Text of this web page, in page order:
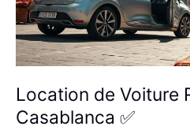
Location de Voiture
Casablanca ✅